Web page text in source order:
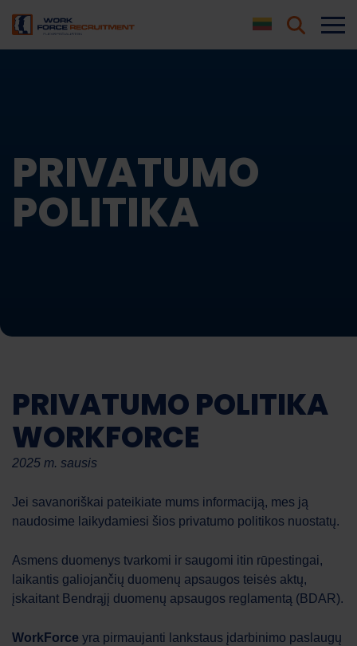
PRIVATUMO
POLITIKA
PRIVATUMO POLITIKA
WORKFORCE
2025 m. sausis
Jei savanoriškai pateikiate mums informaciją, mes ją
naudosime laikydamiesi šios privatumo politikos nuostatų.
Asmens duomenys tvarkomi ir saugomi itin rūpestingai,
laikantis galiojančių duomenų apsaugos teisės aktų,
įskaitant Bendrąjį duomenų apsaugos reglamentą (BDAR).
WorkForce yra pirmaujanti lankstaus įdarbinimo paslaugų